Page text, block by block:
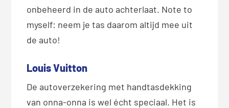
onbeheerd in de auto achterlaat. Note to
myself: neem je tas daarom altijd mee uit
de auto!
Louis Vuitton
De autoverzekering met handtasdekking
van onna-onna is wel écht speciaal. Het is